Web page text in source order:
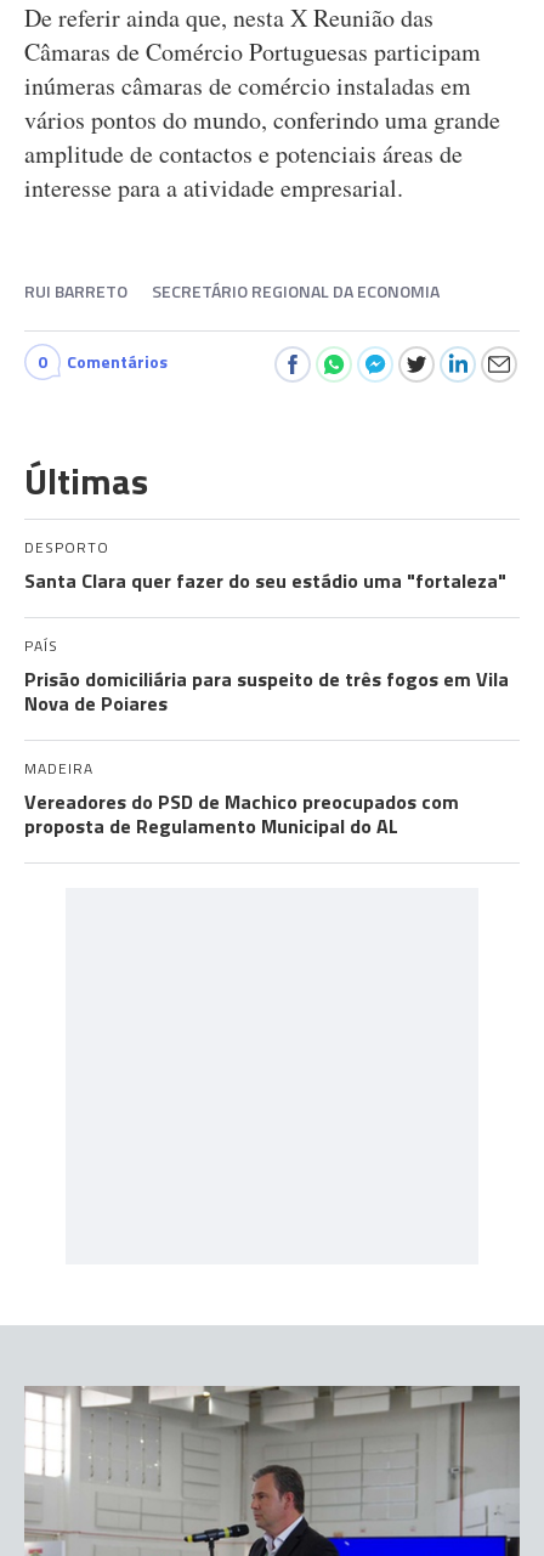
De referir ainda que, nesta X Reunião das
Câmaras de Comércio Portuguesas participam
inúmeras câmaras de comércio instaladas em
vários pontos do mundo, conferindo uma grande
amplitude de contactos e potenciais áreas de
interesse para a atividade empresarial.
RUI BARRETO SECRETÁRIO REGIONAL DA ECONOMIA
0 Comentários
Últimas
DESPORTO
Santa Clara quer fazer do seu estádio uma "fortaleza"
PAÍS
Prisão domiciliária para suspeito de três fogos em Vila
Nova de Poiares
MADEIRA
Vereadores do PSD de Machico preocupados com
proposta de Regulamento Municipal do AL